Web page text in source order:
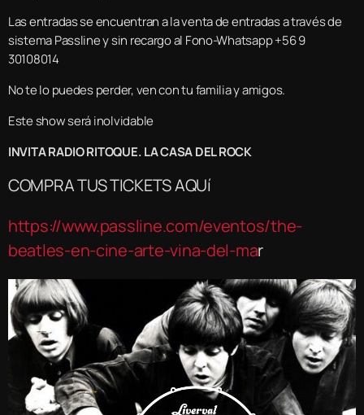
Las entradas se encuentran a la venta de entradas a través de
sistema Passline y sin recargo al Fono-Whatsapp +56 9
30108014
No te lo puedes perder, ven con tu familia y amigos.
Este show será inolvidable
INVITA RADIO RITOQUE. LA CASA DEL ROCK
COMPRA TUS TICKETS AQUí
https://www.passline.com/eventos/the-
beatles-en-cine-arte-vina-del-mar